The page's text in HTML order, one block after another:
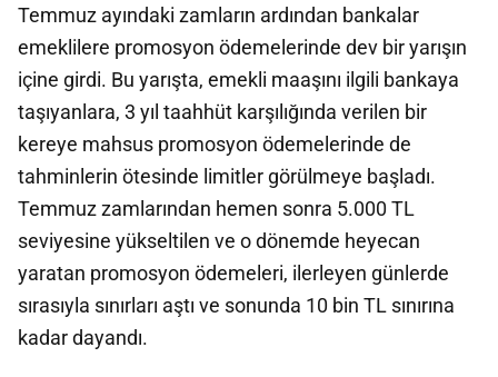
Temmuz ayındaki zamların ardından bankalar
emeklilere promosyon ödemelerinde dev bir yarışın
içine girdi. Bu yarışta, emekli maaşını ilgili bankaya
taşıyanlara, 3 yıl taahhüt karşılığında verilen bir
kereye mahsus promosyon ödemelerinde de
tahminlerin ötesinde limitler görülmeye başladı.
Temmuz zamlarından hemen sonra 5.000 TL
seviyesine yükseltilen ve o dönemde heyecan
yaratan promosyon ödemeleri, ilerleyen günlerde
sırasıyla sınırları aştı ve sonunda 10 bin TL sınırına
kadar dayandı.